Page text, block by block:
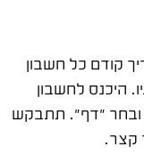
קודם כל חשבון
היכנס לחשבון
ובחר "דף". תתבקש
קצר.